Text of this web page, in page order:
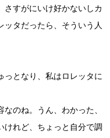
さすがにいけ好かないしカ
ッタだったら、そういう人
っとなり、私はロレッタに
なのね。うん、わかった、
けれど、ちょっと自分で調